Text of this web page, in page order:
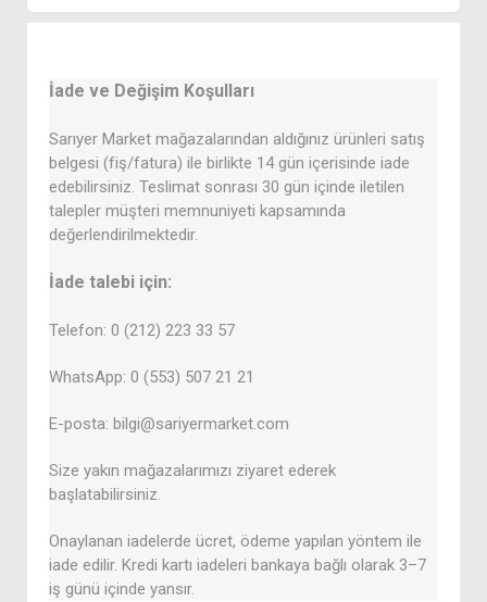
İade ve Değişim Koşulları
Sarıyer Market mağazalarından aldığınız ürünleri satış
belgesi (fiş/fatura) ile birlikte 14 gün içerisinde iade
edebilirsiniz. Teslimat sonrası 30 gün içinde iletilen
talepler müşteri memnuniyeti kapsamında
değerlendirilmektedir.
İade talebi için:
Telefon: 0 (212) 223 33 57
WhatsApp: 0 (553) 507 21 21
E-posta: bilgi@sariyermarket.com
Size yakın mağazalarımızı ziyaret ederek
başlatabilirsiniz.
Onaylanan iadelerde ücret, ödeme yapılan yöntem ile
iade edilir. Kredi kartı iadeleri bankaya bağlı olarak 3–7
iş günü içinde yansır.